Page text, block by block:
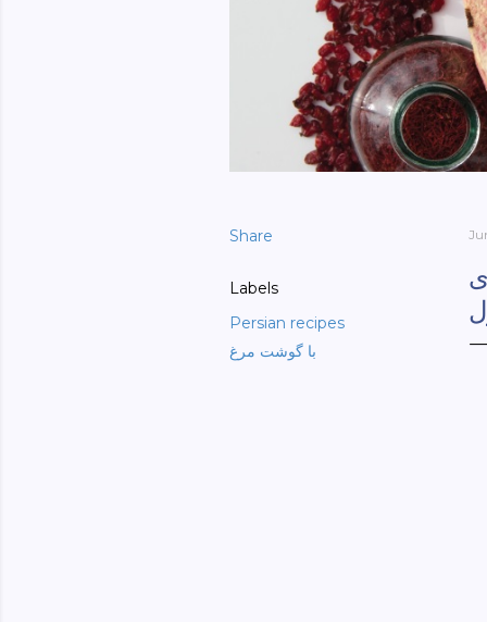
Share
Labels
Persian recipes
با گوشت مرغ